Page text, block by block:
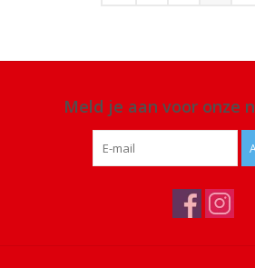
Meld je aan voor onze